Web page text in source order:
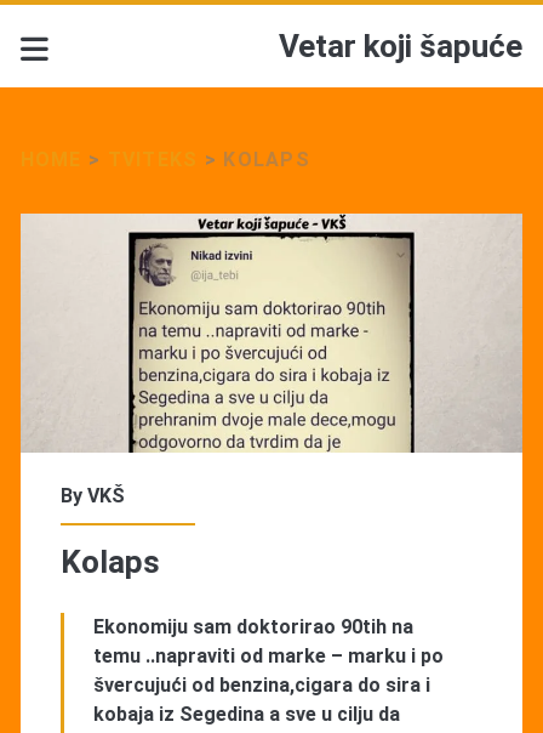
Vetar koji šapuće
> > KOLAPS
By VKŠ
Kolaps
Ekonomiju sam doktorirao 90tih na
temu ..napraviti od marke – marku i po
švercujući od benzina,cigara do sira i
kobaja iz Segedina a sve u cilju da